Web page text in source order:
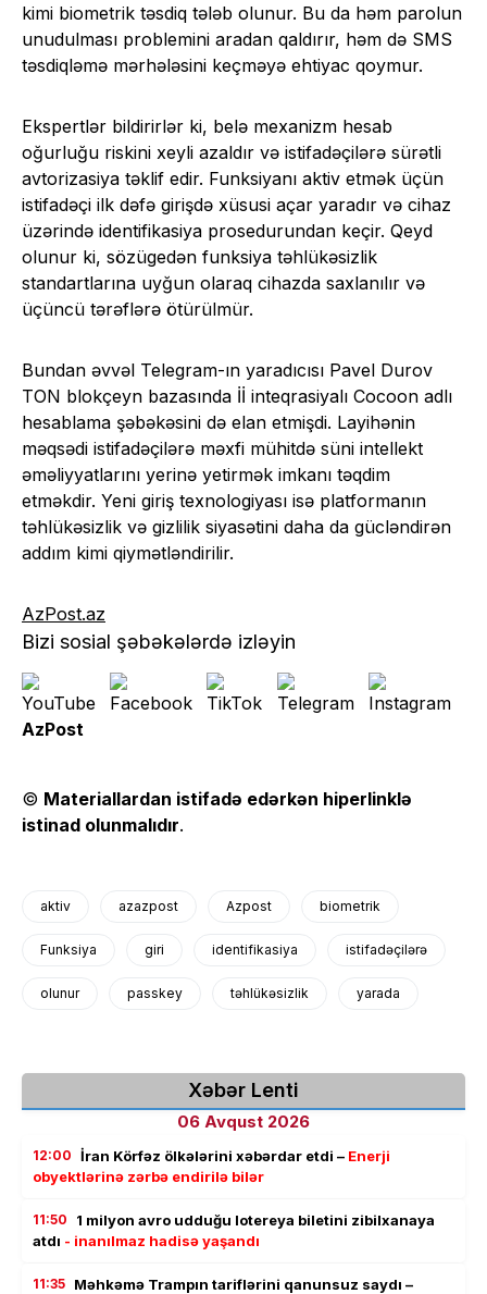
kimi biometrik təsdiq tələb olunur. Bu da həm parolun
unudulması problemini aradan qaldırır, həm də SMS
təsdiqləmə mərhələsini keçməyə ehtiyac qoymur.
Ekspertlər bildirirlər ki, belə mexanizm hesab
oğurluğu riskini xeyli azaldır və istifadəçilərə sürətli
avtorizasiya təklif edir. Funksiyanı aktiv etmək üçün
istifadəçi ilk dəfə girişdə xüsusi açar yaradır və cihaz
üzərində identifikasiya prosedurundan keçir. Qeyd
olunur ki, sözügedən funksiya təhlükəsizlik
standartlarına uyğun olaraq cihazda saxlanılır və
üçüncü tərəflərə ötürülmür.
Bundan əvvəl Telegram-ın yaradıcısı Pavel Durov
TON blokçeyn bazasında İİ inteqrasiyalı Cocoon adlı
hesablama şəbəkəsini də elan etmişdi. Layihənin
məqsədi istifadəçilərə məxfi mühitdə süni intellekt
əməliyyatlarını yerinə yetirmək imkanı təqdim
etməkdir. Yeni giriş texnologiyası isə platformanın
təhlükəsizlik və gizlilik siyasətini daha da gücləndirən
addım kimi qiymətləndirilir.
AzPost.az
Bizi sosial şəbəkələrdə izləyin
AzPost
© Materiallardan istifadə edərkən hiperlinklə
istinad olunmalıdır.
aktiv azazpost Azpost biometrik
Funksiya giri identifikasiya istifadəçilərə
olunur passkey təhlükəsizlik yarada
Xəbər Lenti
06 Avqust 2026
12:00 İran Körfəz ölkələrini xəbərdar etdi – Enerji
obyektlərinə zərbə endirilə bilər
11:50
1 milyon avro udduğu lotereya biletini zibilxanaya
atdı - inanılmaz hadisə yaşandı
11:35 Məhkəmə Trampın tariflərini qanunsuz saydı –